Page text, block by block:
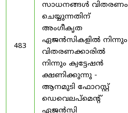
483
സാധനങ്ങൾ വിതരണം
ചെയ്യുന്നതിന്
അംഗീകൃത
ഏജൻസികളിൽ നിന്നും
വിതരണക്കാരിൽ
നിന്നും ക്വട്ടേഷൻ
ക്ഷണിക്കുന്നു -
ആനമുടി ഫോറസ്റ്റ്
ഡെവെലപ്മെന്റ്
ഏജൻസി